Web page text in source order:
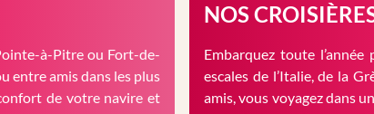
à-Pitre ou Fort-de-
entre amis dans les plus
de votre navire et
NOS
Embarquez toute
escales de l’Italie, de la
amis, vous voyagez dans